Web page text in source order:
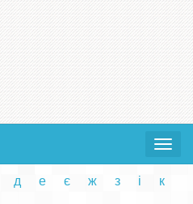
Toggle
д е є ж з і к